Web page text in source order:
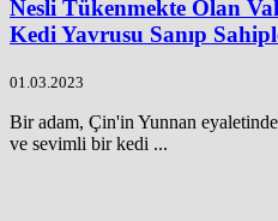
Nesli Tükenmekte Olan
Kedi Yavrusu Sanıp
01.03.2023
Bir adam, Çin'in Yunnan
ve sevimli bir kedi ...